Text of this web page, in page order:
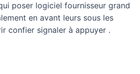
poser logiciel fournisseur grand
en avant leurs sous les
confier signaler à appuyer .